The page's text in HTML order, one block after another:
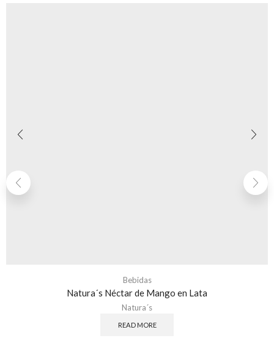
Bebidas
Natura´s Néctar de Mango en Lata
Natura´s
READ MORE